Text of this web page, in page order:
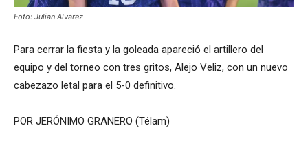
Foto: Julian Alvarez
Para cerrar la fiesta y la goleada apareció el artillero del
equipo y del torneo con tres gritos, Alejo Veliz, con un nuevo
cabezazo letal para el 5-0 definitivo.
POR JERÓNIMO GRANERO (Télam)